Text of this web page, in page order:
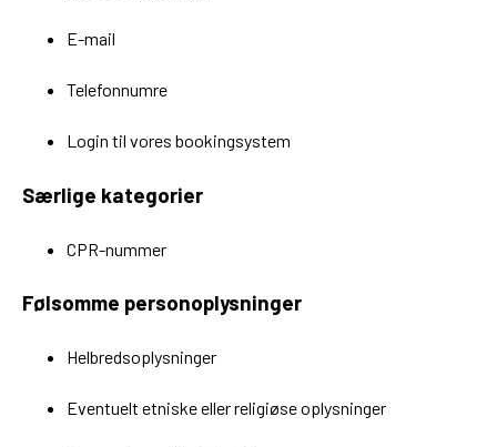
E-mail
Telefonnumre
Login til vores bookingsystem
Særlige kategorier
CPR-nummer
Følsomme personoplysninger
Helbredsoplysninger
Eventuelt etniske eller religiøse oplysninger